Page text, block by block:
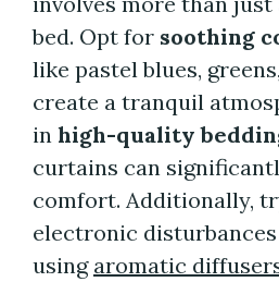
bed. Opt for soothing
like pastel blues,
create a tranquil
in high-quality
curtains can
comfort. Additionally,
electronic
using aromatic